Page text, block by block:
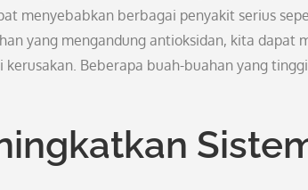
menyebabkan berbagai penyakit serius
yang mengandung antioksidan, kita dapat
kerusakan. Beberapa buah-buahan yang